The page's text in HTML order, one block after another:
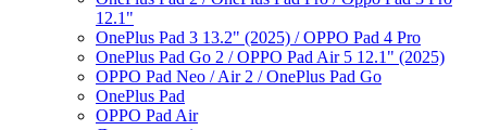
12.1"
OnePlus Pad 3 13.2" (2025) / OPPO Pad 4 Pro
OnePlus Pad Go 2 / OPPO Pad Air 5 12.1" (2025)
OPPO Pad Neo / Air 2 / OnePlus Pad Go
OnePlus Pad
OPPO Pad Air